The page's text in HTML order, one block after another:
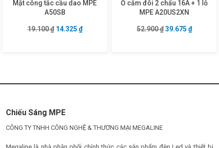
Mặt công tắc cầu dao MPE
A50SB
19.100₫ Giá gốc là: 19.100 ₫.
14.325 ₫Giá hiện tại là: 14.325 ₫.
Ổ cắm đôi 2 chấu 16A + 1 lỗ
MPE A20US2XN
52.900₫ Giá gốc là:
39.675 ₫Giá hiện
Chiếu Sáng MPE
CÔNG TY TNHH CÔNG NGHỆ & THƯƠNG MẠI MEGALINE